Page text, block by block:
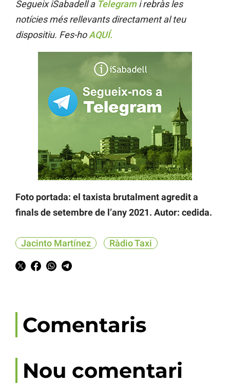
Segueix iSabadell a Telegrami rebràs les
notícies més rellevants directament al teu
dispositiu. Fes-hoAQUÍ.
Foto portada: el taxista brutalment agredit a
finals de setembre de l’any 2021. Autor: cedida.
Jacinto Martínez Ràdio Taxi
Comentaris
Nou comentari